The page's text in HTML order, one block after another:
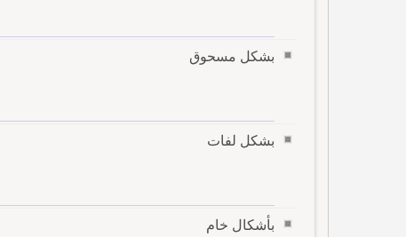
بشكل مسحوق
بشكل لفات
بأشكال خام